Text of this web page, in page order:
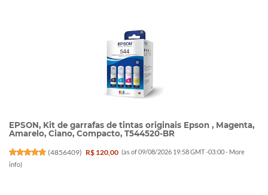
EPSON, Kit de garrafas de tintas originais Epson , Magenta,
Amarelo, Ciano, Compacto, T544520-BR
(4856409) R$ 120,00 (as of 09/08/2026 19:58 GMT -03:00 - More
info)